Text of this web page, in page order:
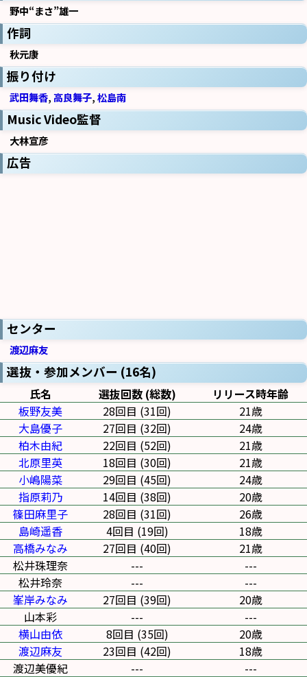
野中“まさ”雄一
作詞
秋元康
振り付け
武田舞香,高良舞子,松島南
Music Video監督
大林宣彦
広告
センター
渡辺麻友
選抜・参加メンバー (16名)
氏名 選抜回数 (総数)
リリース時年齢
板野友美
28回目 (31回)
21歳
大島優子
27回目 (32回)
24歳
柏木由紀
22回目 (52回)
21歳
北原里英
18回目 (30回)
21歳
小嶋陽菜
29回目 (45回)
24歳
指原莉乃
14回目 (38回)
20歳
篠田麻里子
28回目 (31回)
26歳
島崎遥香
4回目 (19回)
18歳
高橋みなみ
27回目 (40回)
21歳
松井珠理奈
---
---
松井玲奈
---
---
峯岸みなみ
27回目 (39回)
20歳
山本彩
---
---
横山由依
8回目 (35回)
20歳
渡辺麻友
23回目 (42回)
18歳
渡辺美優紀
--- ---